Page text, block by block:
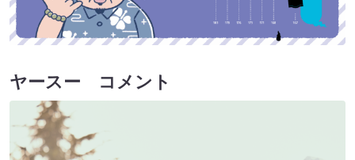
ヤースー コメント